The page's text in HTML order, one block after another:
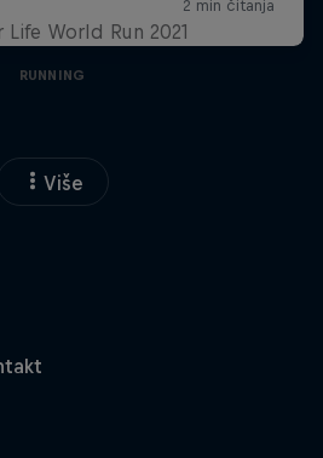
World Run 2021
RUNNING
Više